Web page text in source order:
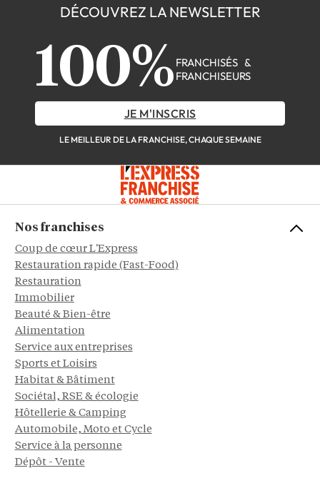
DÉCOUVREZ LA NEWSLETTER
100% FRANCHISÉS &
FRANCHISEURS
JE M'INSCRIS
LE MEILLEUR DE LA FRANCHISE, CHAQUE SEMAINE
Nos franchises
Coup de cœur L'Express
Restauration rapide (Fast-Food)
Restauration
Immobilier
Beauté & Bien-être
Alimentation
Service aux entreprises
Sports et Loisirs
Habitat & Bâtiment
Sociétal, RSE & écologie
Hôtellerie & Camping
Automobile, Moto et Cycle
Service à la personne
Dépôt - Vente